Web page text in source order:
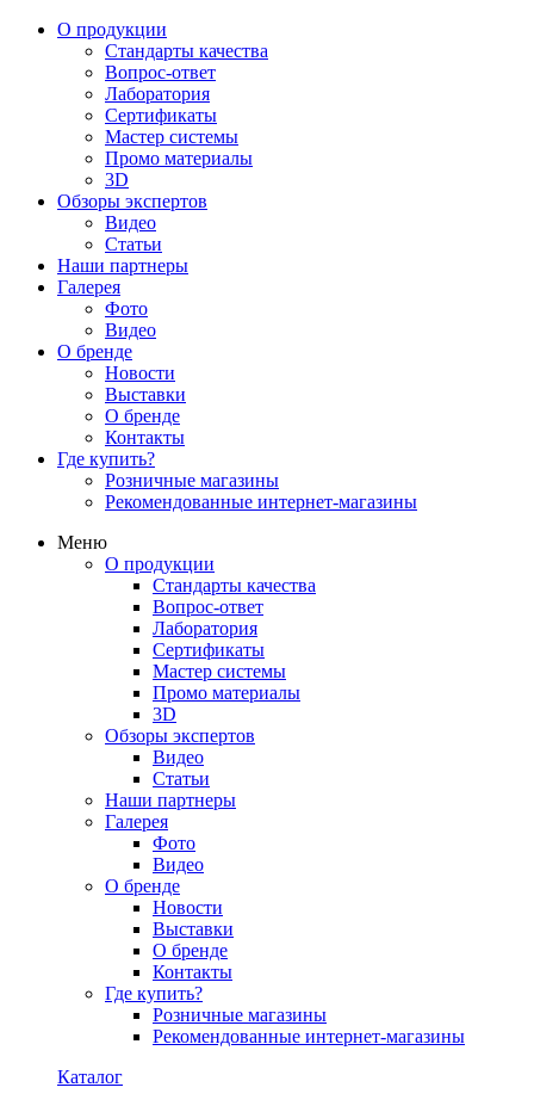
О продукции
Стандарты качества
Вопрос-ответ
Лаборатория
Сертификаты
Мастер системы
Промо материалы
3D
Обзоры экспертов
Видео
Статьи
Наши партнеры
Галерея
Фото
Видео
О бренде
Новости
Выставки
О бренде
Контакты
Где купить?
Розничные магазины
Рекомендованные интернет-магазины
Меню
О продукции
Стандарты качества
Вопрос-ответ
Лаборатория
Сертификаты
Мастер системы
Промо материалы
3D
Обзоры экспертов
Видео
Статьи
Наши партнеры
Галерея
Фото
Видео
О бренде
Новости
Выставки
О бренде
Контакты
Где купить?
Розничные магазины
Рекомендованные интернет-магазины
Каталог